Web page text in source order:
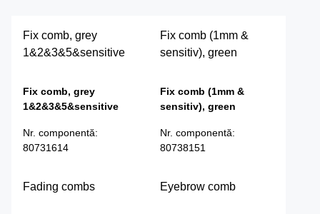
Fix comb, grey
1&2&3&5&sensitive
Fix comb, grey
1&2&3&5&sensitive
Nr. componentă:
80731614
Fix comb (1mm &
sensitiv), green
Fix comb (1mm &
sensitiv), green
Nr. componentă:
80738151
Fading combs Eyebrow comb